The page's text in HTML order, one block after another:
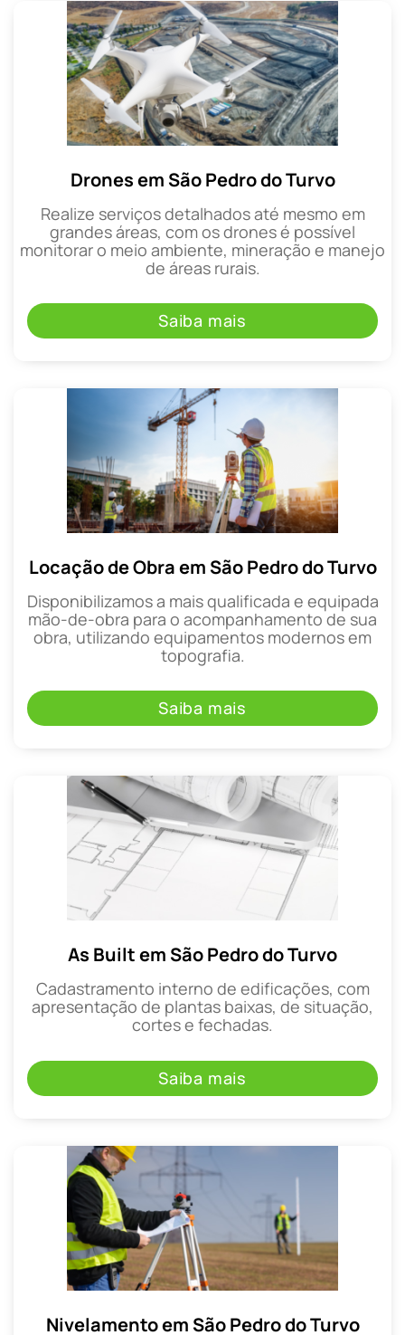
Drones em São Pedro do Turvo
Realize serviços detalhados até mesmo em
grandes áreas, com os drones é possível
monitorar o meio ambiente, mineração e manejo
de áreas rurais.
Saiba mais
Locação de Obra em São Pedro do Turvo
Disponibilizamos a mais qualificada e equipada
mão-de-obra para o acompanhamento de sua
obra, utilizando equipamentos modernos em
topografia.
Saiba mais
As Built em São Pedro do Turvo
Cadastramento interno de edificações, com
apresentação de plantas baixas, de situação,
cortes e fechadas.
Saiba mais
Nivelamento em São Pedro do Turvo